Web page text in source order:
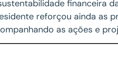
financeira
reforçou ainda as
as ações e